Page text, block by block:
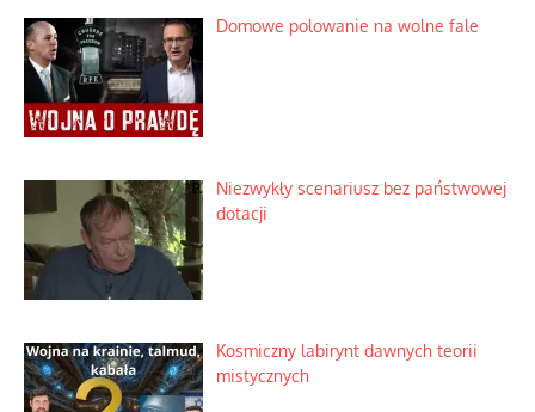
Domowe polowanie na wolne fale
Niezwykły scenariusz bez państwowej
dotacji
Kosmiczny labirynt dawnych teorii
mistycznych